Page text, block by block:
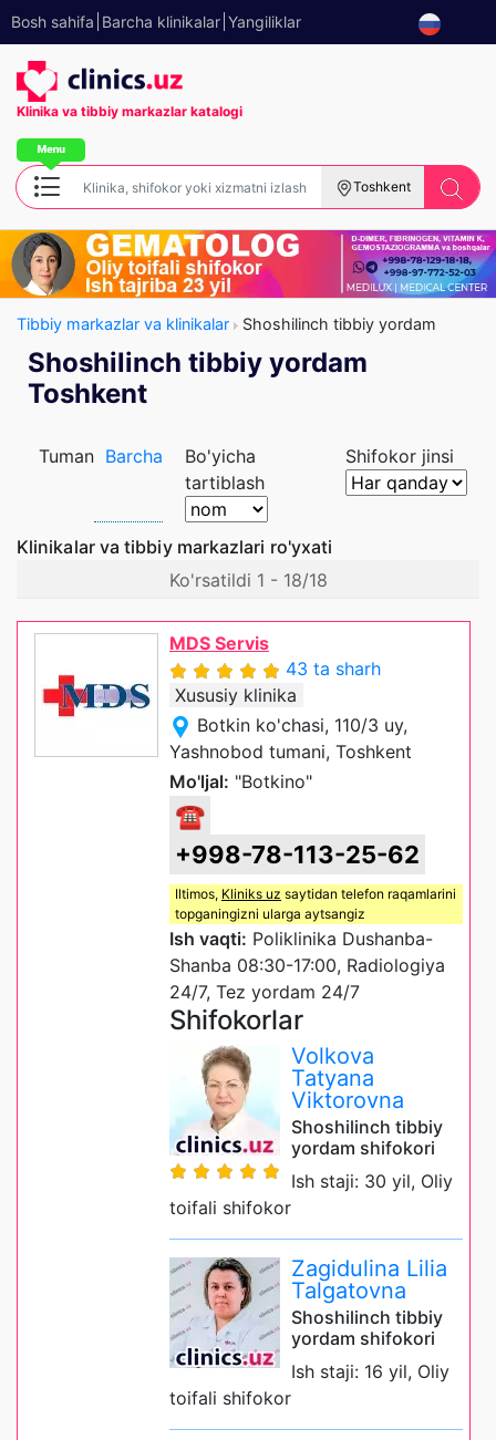
Bosh sahifa Barcha klinikalar Yangiliklar
Klinika va tibbiy markazlar katalogi
Toshkent
Tibbiy markazlar va klinikalar Shoshilinch tibbiy yordam
Shoshilinch tibbiy yordam
Toshkent
Tuman Barcha
Bo'yicha
tartiblash
Shifokor jinsi
Klinikalar va tibbiy markazlari ro'yxati
Ko'rsatildi 1 - 18/18
MDS Servis
43 ta sharh
Xususiy klinika
Botkin ko'chasi, 110/3 uy,
Yashnobod tumani, Toshkent
Mo'ljal: "Botkino"
☎
+998-78-113-25-62
Iltimos, Kliniks uz saytidan telefon raqamlarini
topganingizni ularga aytsangiz
Ish vaqti: Poliklinika Dushanba-
Shanba 08:30-17:00, Radiologiya
24/7, Tez yordam 24/7
Shifokorlar
Volkova
Tatyana
Viktorovna
Shoshilinch tibbiy
yordam shifokori
Ish staji: 30 yil, Oliy
toifali shifokor
Zagidulina Lilia
Talgatovna
Shoshilinch tibbiy
yordam shifokori
Ish staji: 16 yil, Oliy
toifali shifokor